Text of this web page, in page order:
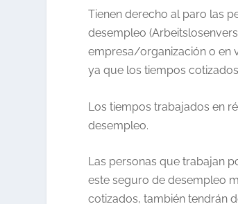
Tienen derecho al paro las
desempleo
empresa/organización o en
ya que los tiempos
Los tiempos trabajados en
desempleo.
Las personas que trabajan
este seguro de desempleo
cotizados, también tendrán